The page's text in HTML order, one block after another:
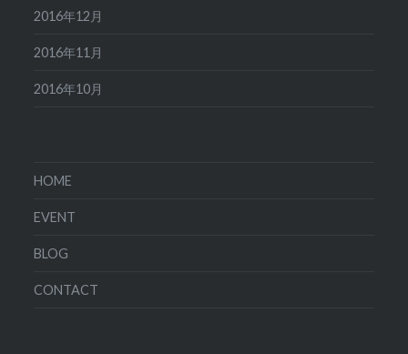
2016年12月
2016年11月
2016年10月
HOME
EVENT
BLOG
CONTACT